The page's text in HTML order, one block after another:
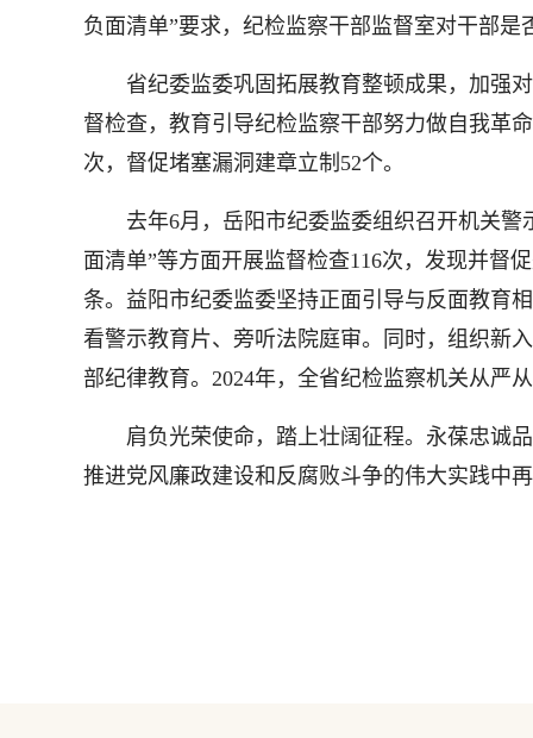
负面清单”要求，纪检监察干部监督室对干部
省纪委监委巩固拓展教育整顿成果，加强对
督检查，教育引导纪检监察干部努力做自我革
次，督促堵塞漏洞建章立制52个。
去年6月，岳阳市纪委监委组织召开机关警
面清单”等方面开展监督检查116次，发现并督
条。益阳市纪委监委坚持正面引导与反面教育
看警示教育片、旁听法院庭审。同时，组织新
部纪律教育。2024年，全省纪检监察机关从严
肩负光荣使命，踏上壮阔征程。永葆忠诚品
推进党风廉政建设和反腐败斗争的伟大实践中